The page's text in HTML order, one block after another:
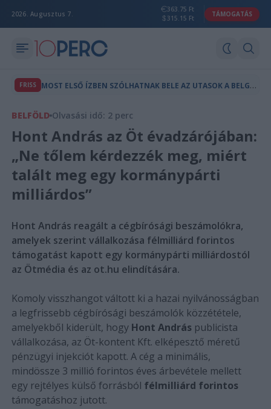
2026. Augusztus 7.
363.75 Ft
315.15 Ft
TÁMOGATÁS
FRISS M
OST ELSŐ ÍZBEN SZÓLHATNAK BELE AZ UTASOK A BELGRÁD-VONAL MENETRENDJÉBE
BELFÖLD Olvasási idő: 2 perc
Hont András az Öt évadzárójában:
„Ne tőlem kérdezzék meg, miért
talált meg egy kormánypárti
milliárdos”
Hont András reagált a cégbírósági beszámolókra,
amelyek szerint vállalkozása félmilliárd forintos
támogatást kapott egy kormánypárti milliárdostól
az Ötmédia és az ot.hu elindítására.
Komoly visszhangot váltott ki a hazai nyilvánosságban
a legfrissebb cégbírósági beszámolók közzététele,
amelyekből kiderült, hogy Hont Andráspublicista
vállalkozása, az Öt-kontent Kft. elképesztő méretű
pénzügyi injekciót kapott. A cég a minimális,
mindössze 3 millió forintos éves árbevétele mellett
egy rejtélyes külső forrásból félmilliárd forintos
támogatáshoz jutott.